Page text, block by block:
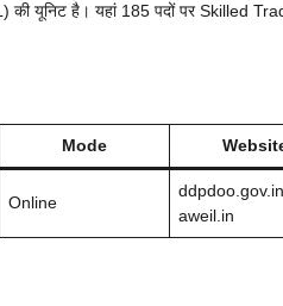
यूनिट है। यहां 185 पदों पर Skilled
Mode
Online
aweil.in